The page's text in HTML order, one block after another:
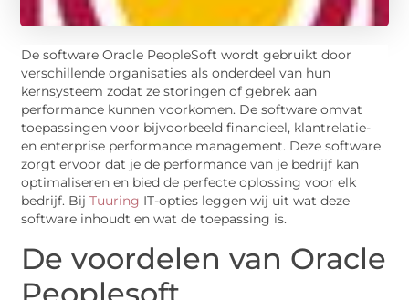
De software Oracle PeopleSoft wordt gebruikt door
verschillende organisaties als onderdeel van hun
kernsysteem zodat ze storingen of gebrek aan
performance kunnen voorkomen. De software omvat
toepassingen voor bijvoorbeeld financieel, klantrelatie-
en enterprise performance management. Deze software
zorgt ervoor dat je de performance van je bedrijf kan
optimaliseren en bied de perfecte oplossing voor elk
bedrijf. BijTuuring IT-opties leggen wij uit wat deze
software inhoudt en wat de toepassing is.
De voordelen van Oracle
Peoplesoft